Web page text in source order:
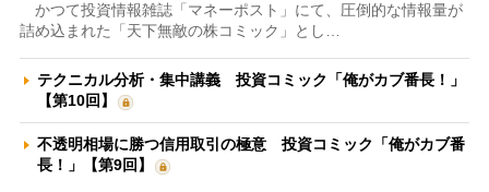
かつて投資情報雑誌「マネーポスト」にて、圧倒的な情報量が
詰め込まれた「天下無敵の株コミック」とし…
テクニカル分析・集中講義 投資コミック「俺がカブ番長！」
【第10回】
不透明相場に勝つ信用取引の極意 投資コミック「俺がカブ番
長！」【第9回】